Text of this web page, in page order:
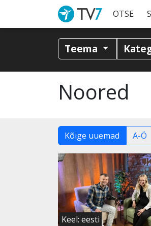
OTSE
Teema
Noored
Kõige uuemad A-Ö
Keel: eesti